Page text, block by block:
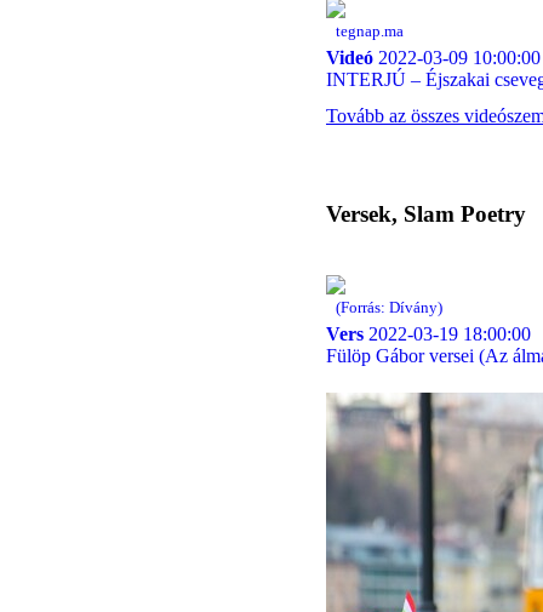
tegnap.ma
Videó 2022-03-09 10:00:00
INTERJÚ – Éjszakai
Tovább az összes
Versek, Slam Poetry
(Forrás: Dívány)
Vers 2022-03-19 18:00:00
Fülöp Gábor versei (Az